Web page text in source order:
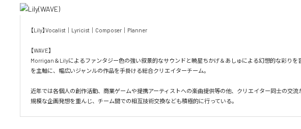
【Lily】Vocalist｜Lyricist｜Composer｜Planner
【WAVE】
Morrigan＆Lilyによるファンタジー色の強い叙景的なサウンドと暁星ちかげ＆あしゅによる幻想的な彩りを
を主軸に、幅広いジャンルの作品を手掛ける総合クリエイターチーム。
近年では各個人の創作活動、商業ゲームや提携アーティストへの楽曲提供等の他、クリエイター同士の交流
規模な企画発想を重んじ、チーム間での相互技術交換なども積極的に行っている。